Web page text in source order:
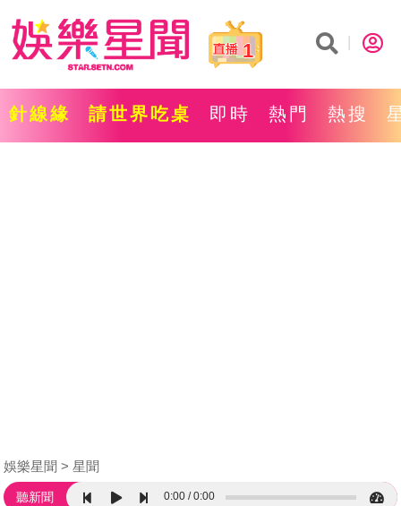
1
針線緣 請世界吃桌 即時 熱門 熱搜
娛樂星聞 星聞
聽新聞 0:00 0:00